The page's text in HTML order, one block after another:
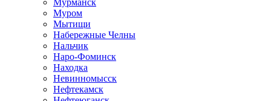
Мурманск
Муром
Мытищи
Набережные Челны
Нальчик
Наро-Фоминск
Находка
Невинномысск
Нефтекамск